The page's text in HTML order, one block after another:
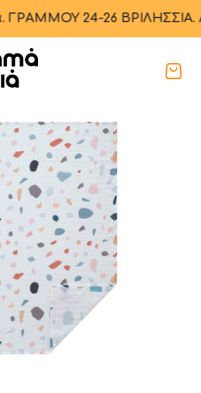
24-26 ΒΡΙΛΗΣΣΙΑ.
Galia